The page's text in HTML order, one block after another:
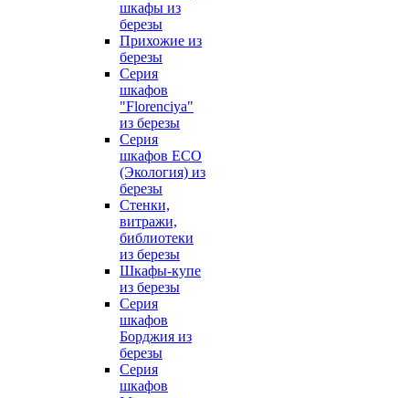
шкафы из
березы
Прихожие из
березы
Серия
шкафов
"Florenciya"
из березы
Серия
шкафов ECO
(Экология) из
березы
Стенки,
витражи,
библиотеки
из березы
Шкафы-купе
из березы
Серия
шкафов
Борджия из
березы
Серия
шкафов